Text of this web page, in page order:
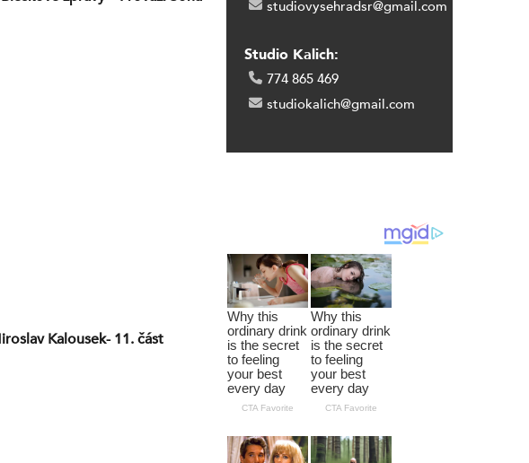
Kalousek- 11. část
studiovysehradsr@gmail.com
Studio Kalich:
774 865 469
studiokalich@gmail.com